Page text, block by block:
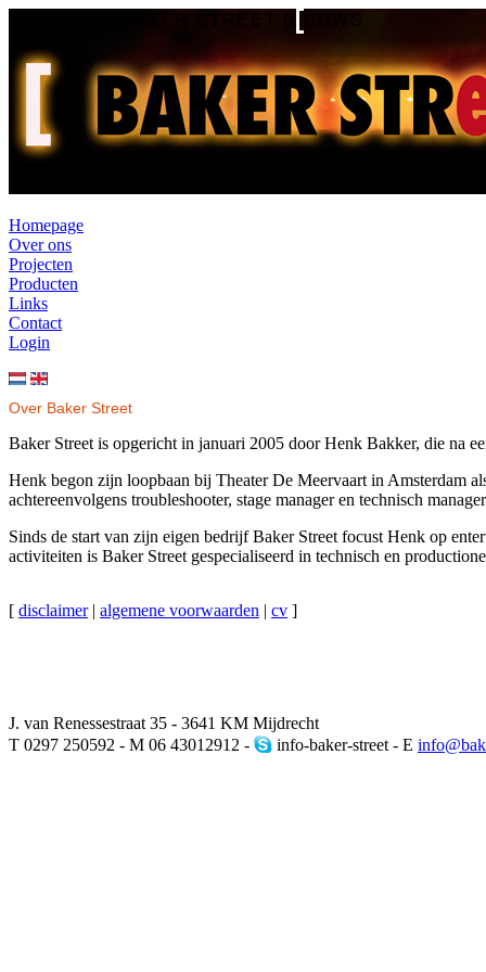
Homepage
Over ons
Projecten
Producten
Links
Contact
Login
Over Baker Street
Baker Street is opgericht in januari 2005 door Henk Bakker, die na
Henk begon zijn loopbaan bij Theater De Meervaart in Amsterdam
achtereenvolgens troubleshooter, stage manager en technisch
Sinds de start van zijn eigen bedrijf Baker Street focust Henk op
activiteiten is Baker Street gespecialiseerd in technisch en
[ disclaimer| algemene voorwaarden | cv ]
BAKER STREET NIEUWS
J. van Renessestraat 35 - 3641 KM Mijdrecht
T 0297 250592 - M 06 43012912 -
info-baker-street - E